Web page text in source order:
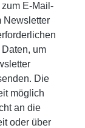
E-Mail-
Newsletter
um
Die
möglich
an die
oder über